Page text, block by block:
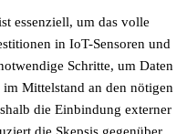
essenziell, um das volle
in IoT-Sensoren und
Schritte, um Daten
Mittelstand an den nötigen
die Einbindung externer